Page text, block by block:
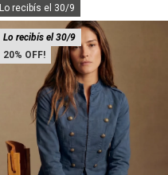
Lo recibís el 30/9
20
Lo recibís el 30/9